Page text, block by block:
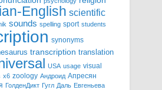
English scientific
sounds spelling sport students
synonyms
transcription translation
USA usage visual
x6 zoology Андроид Апресян
ГолденДикт Гугл Даль Евгеньева